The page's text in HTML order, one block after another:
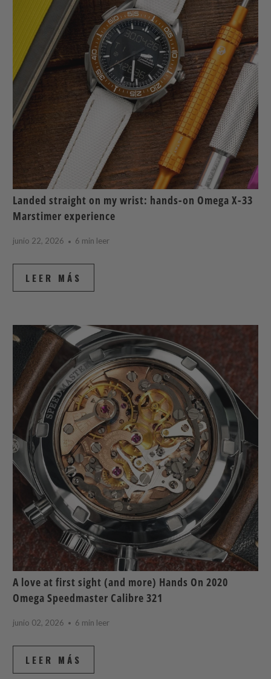
Landed straight on my wrist: hands-on Omega X-33
Marstimer experience
junio 22, 2026 6 min leer
LEER MÁS
A love at first sight (and more) Hands On 2020
Omega Speedmaster Calibre 321
junio 02, 2026 6 min leer
LEER MÁS